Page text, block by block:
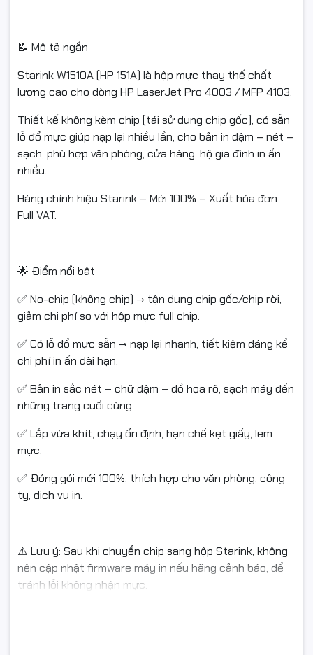
📝 Mô tả ngắn
Starink W1510A (HP 151A) là hộp mực thay thế chất
lượng cao cho dòng HP LaserJet Pro 4003 / MFP 4103.
Thiết kế không kèm chip (tái sử dụng chip gốc), có sẵn
lỗ đổ mực giúp nạp lại nhiều lần, cho bản in đậm – nét –
sạch, phù hợp văn phòng, cửa hàng, hộ gia đình in ấn
nhiều.
Hàng chính hiệu Starink – Mới 100% – Xuất hóa đơn
Full VAT.
🌟 Điểm nổi bật
✅ No-chip (không chip) → tận dụng chip gốc/chip rời,
giảm chi phí so với hộp mực full chip.
✅ Có lỗ đổ mực sẵn → nạp lại nhanh, tiết kiệm đáng kể
chi phí in ấn dài hạn.
✅ Bản in sắc nét – chữ đậm – đồ họa rõ, sạch máy đến
những trang cuối cùng.
✅ Lắp vừa khít, chạy ổn định, hạn chế kẹt giấy, lem
mực.
✅ Đóng gói mới 100%, thích hợp cho văn phòng, công
ty, dịch vụ in.
⚠️ Lưu ý: Sau khi chuyển chip sang hộp Starink, không
nên cập nhật firmware máy in nếu hãng cảnh báo, để
tránh lỗi không nhận mực.
Quá thời gian đổi trả theo quy định của sàn/shop.
📌 Khi yêu cầu đổi/hoàn, vui lòng:
Gửi video mở hộp + hình ảnh lỗi + mô tả chi tiết để shop hỗ
trợ nhanh hơn.
#HopMucStarink #W1510A #HP151A #HopMuc4003
#hopmuclaser
#MucInHP #LaserJetPro4003 #LaserJetPro4103
#mucingiare #mucvanphong #fullVAT #ngocthocomputer
#congnghengoctho